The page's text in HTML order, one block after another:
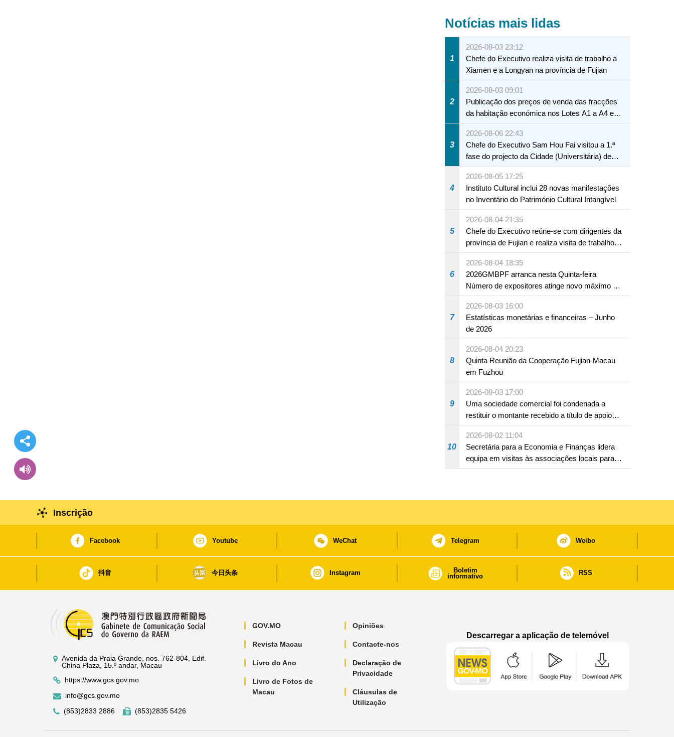
Notícias mais lidas
1
2026-08-03 23:12
Chefe do Executivo realiza visita de trabalho a
Xiamen e a Longyan na província de Fujian
2
2026-08-03 09:01
Publicação dos preços de venda das fracções
da habitação económica nos Lotes A1 a A4 e
A12 da Zona A dos Novos Aterros
3
2026-08-06 22:43
Chefe do Executivo Sam Hou Fai visitou a 1.ª
fase do projecto da Cidade (Universitária) de
Educação Internacional de Macau e Hengqin
4
2026-08-05 17:25
Instituto Cultural inclui 28 novas manifestações
no Inventário do Património Cultural Intangível
5
2026-08-04 21:35
Chefe do Executivo reúne-se com dirigentes da
província de Fujian e realiza visita de trabalho
em Fuzhou
6
2026-08-04 18:35
2026GMBPF arranca nesta Quinta-feira
Número de expositores atinge novo máximo em
18 anos
7
2026-08-03 16:00
Estatísticas monetárias e financeiras – Junho
de 2026
8
2026-08-04 20:23
Quinta Reunião da Cooperação Fujian-Macau
em Fuzhou
9
2026-08-03 17:00
Uma sociedade comercial foi condenada a
restituir o montante recebido a título de apoio
pecuniário para combater a epidemia de 2022,
por não ter sido provado que reunia os
requisitos para a sua atribuição
10
2026-08-02 11:04
Secretária para a Economia e Finanças lidera
equipa em visitas às associações locais para
consolidar consensos e promover os trabalhos
Inscrição
Facebook Youtube WeChat Telegram Weibo
抖音 今日头条 Instagram
Boletim
informativo
RSS
Avenida da Praia Grande, nos. 762-804, Edif.
China Plaza, 15.º andar, Macau
https://www.gcs.gov.mo
info@gcs.gov.mo
(853)2833 2886
(853)2835 5426
GOV.MO
Revista Macau
Livro do Ano
Livro de Fotos de
Macau
Opiniões
Contacte-nos
Declaração de
Privacidade
Cláusulas de
Utilização
Descarregar a aplicação de telemóvel